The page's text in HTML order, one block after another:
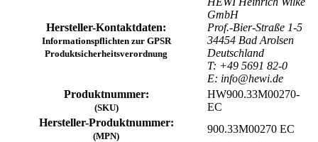
Hersteller-Kontaktdaten:
Informationspflichten zur GPSR
Produktsicherheitsverordnung
GmbH
Prof.-Bier-Straße 1-5
34454 Bad Arolsen
Deutschland
T: +49 5691 82-0
E: info@hewi.de
Produktnummer:
(SKU)
HW900.33M00270-
EC
Hersteller-Produktnummer:
(MPN)
900.33M00270 EC